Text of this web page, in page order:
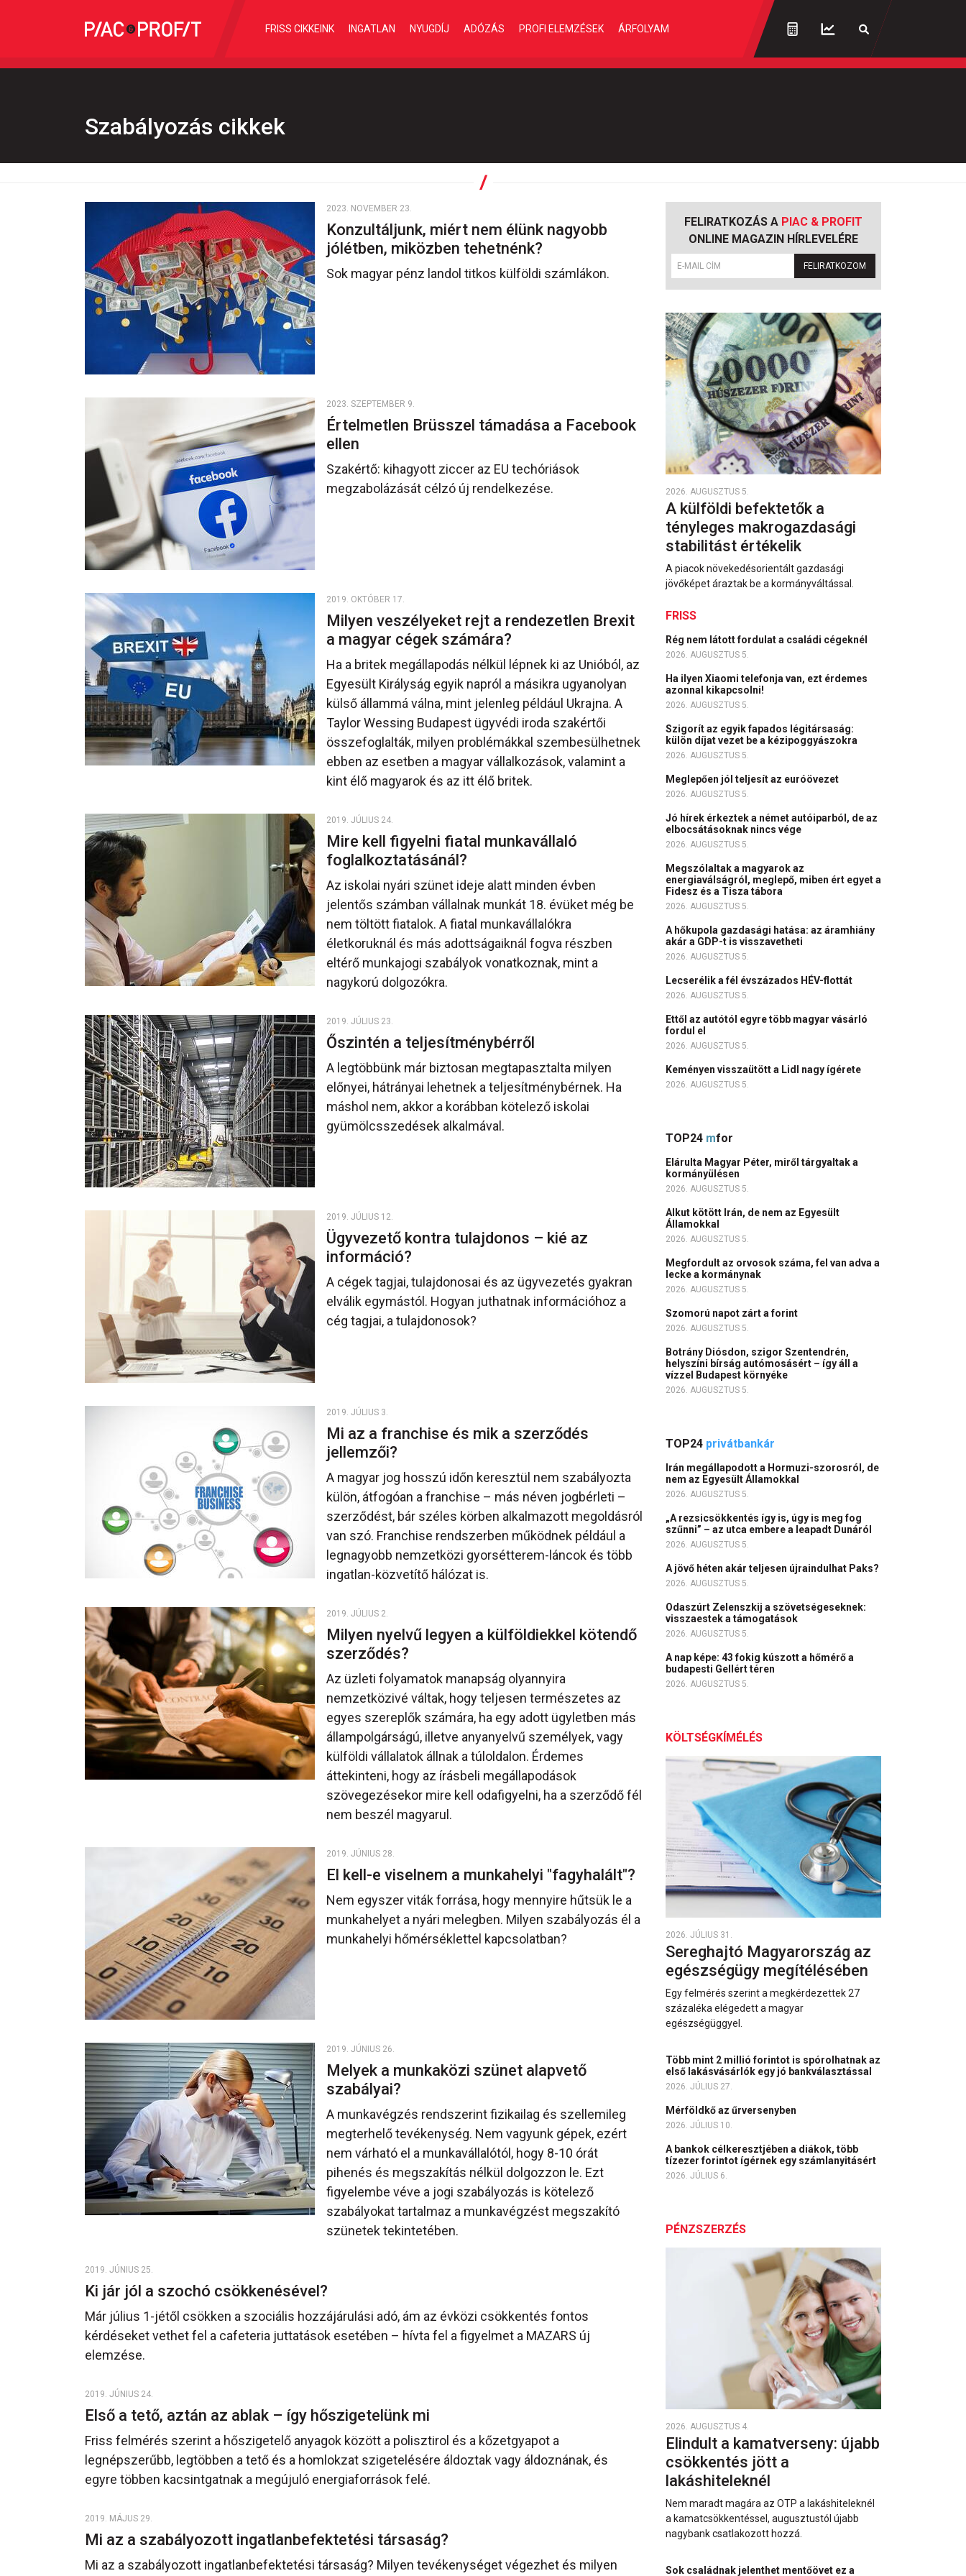
FRISS CIKKEINK INGATLAN NYUGDÍJ ADÓZÁS PROFI ELEMZÉSEK ÁRFOLYAM
Szabályozás cikkek
2023. NOVEMBER 23.
Konzultáljunk, miért nem élünk nagyobb
jólétben, miközben tehetnénk?
Sok magyar pénz landol titkos külföldi számlákon.
2023. SZEPTEMBER 9.
Értelmetlen Brüsszel támadása a Facebook
ellen
Szakértő: kihagyott ziccer az EU techóriások
megzabolázását célzó új rendelkezése.
2019. OKTÓBER 17.
Milyen veszélyeket rejt a rendezetlen Brexit
a magyar cégek számára?
Ha a britek megállapodás nélkül lépnek ki az Unióból, az
Egyesült Királyság egyik napról a másikra ugyanolyan
külső állammá válna, mint jelenleg például Ukrajna. A
Taylor Wessing Budapest ügyvédi iroda szakértői
összefoglalták, milyen problémákkal szembesülhetnek
ebben az esetben a magyar vállalkozások, valamint a
kint élő magyarok és az itt élő britek.
2019. JÚLIUS 24.
Mire kell figyelni fiatal munkavállaló
foglalkoztatásánál?
Az iskolai nyári szünet ideje alatt minden évben
jelentős számban vállalnak munkát 18. évüket még be
nem töltött fiatalok. A fiatal munkavállalókra
életkoruknál és más adottságaiknál fogva részben
eltérő munkajogi szabályok vonatkoznak, mint a
nagykorú dolgozókra.
2019. JÚLIUS 23.
Őszintén a teljesítménybérről
A legtöbbünk már biztosan megtapasztalta milyen
előnyei, hátrányai lehetnek a teljesítménybérnek. Ha
máshol nem, akkor a korábban kötelező iskolai
gyümölcsszedések alkalmával.
2019. JÚLIUS 12.
Ügyvezető kontra tulajdonos – kié az
információ?
A cégek tagjai, tulajdonosai és az ügyvezetés gyakran
elválik egymástól. Hogyan juthatnak információhoz a
cég tagjai, a tulajdonosok?
2019. JÚLIUS 3.
Mi az a franchise és mik a szerződés
jellemzői?
A magyar jog hosszú időn keresztül nem szabályozta
külön, átfogóan a franchise – más néven jogbérleti –
szerződést, bár széles körben alkalmazott megoldásról
van szó. Franchise rendszerben működnek például a
legnagyobb nemzetközi gyorsétterem-láncok és több
ingatlan-közvetítő hálózat is.
2019. JÚLIUS 2.
Milyen nyelvű legyen a külföldiekkel kötendő
szerződés?
Az üzleti folyamatok manapság olyannyira
nemzetközivé váltak, hogy teljesen természetes az
egyes szereplők számára, ha egy adott ügyletben más
állampolgárságú, illetve anyanyelvű személyek, vagy
külföldi vállalatok állnak a túloldalon. Érdemes
áttekinteni, hogy az írásbeli megállapodások
szövegezésekor mire kell odafigyelni, ha a szerződő fél
nem beszél magyarul.
2019. JÚNIUS 28.
El kell-e viselnem a munkahelyi "fagyhalált"?
Nem egyszer viták forrása, hogy mennyire hűtsük le a
munkahelyet a nyári melegben. Milyen szabályozás él a
munkahelyi hőmérséklettel kapcsolatban?
2019. JÚNIUS 26.
Melyek a munkaközi szünet alapvető
szabályai?
A munkavégzés rendszerint fizikailag és szellemileg
megterhelő tevékenység. Nem vagyunk gépek, ezért
nem várható el a munkavállalótól, hogy 8-10 órát
pihenés és megszakítás nélkül dolgozzon le. Ezt
figyelembe véve a jogi szabályozás is kötelező
szabályokat tartalmaz a munkavégzést megszakító
szünetek tekintetében.
2019. JÚNIUS 25.
Ki jár jól a szochó csökkenésével?
Már július 1-jétől csökken a szociális hozzájárulási adó, ám az évközi csökkentés fontos
kérdéseket vethet fel a cafeteria juttatások esetében – hívta fel a figyelmet a MAZARS új
elemzése.
2019. JÚNIUS 24.
Első a tető, aztán az ablak – így hőszigetelünk mi
Friss felmérés szerint a hőszigetelő anyagok között a polisztirol és a kőzetgyapot a
legnépszerűbb, legtöbben a tető és a homlokzat szigetelésére áldoztak vagy áldoznának, és
egyre többen kacsintgatnak a megújuló energiaforrások felé.
2019. MÁJUS 29.
Mi az a szabályozott ingatlanbefektetési társaság?
Mi az a szabályozott ingatlanbefektetési társaság? Milyen tevékenységet végezhet és milyen
FELIRATKOZÁS A PIAC & PROFIT
ONLINE MAGAZIN HÍRLEVELÉRE
FELIRATKOZOM
2026. AUGUSZTUS 5.
A külföldi befektetők a
tényleges makrogazdasági
stabilitást értékelik
A piacok növekedésorientált gazdasági
jövőképet áraztak be a kormányváltással.
FRISS
Rég nem látott fordulat a családi cégeknél
2026. AUGUSZTUS 5.
Ha ilyen Xiaomi telefonja van, ezt érdemes
azonnal kikapcsolni!
2026. AUGUSZTUS 5.
Szigorít az egyik fapados légitársaság:
külön díjat vezet be a kézipoggyászokra
2026. AUGUSZTUS 5.
Meglepően jól teljesít az euróövezet
2026. AUGUSZTUS 5.
Jó hírek érkeztek a német autóiparból, de az
elbocsátásoknak nincs vége
2026. AUGUSZTUS 5.
Megszólaltak a magyarok az
energiaválságról, meglepő, miben ért egyet a
Fidesz és a Tisza tábora
2026. AUGUSZTUS 5.
A hőkupola gazdasági hatása: az áramhiány
akár a GDP-t is visszavetheti
2026. AUGUSZTUS 5.
Lecserélik a fél évszázados HÉV-flottát
2026. AUGUSZTUS 5.
Ettől az autótól egyre több magyar vásárló
fordul el
2026. AUGUSZTUS 5.
Keményen visszaütött a Lidl nagy ígérete
2026. AUGUSZTUS 5.
TOP24 mfor
Elárulta Magyar Péter, miről tárgyaltak a
kormányülésen
2026. AUGUSZTUS 5.
Alkut kötött Irán, de nem az Egyesült
Államokkal
2026. AUGUSZTUS 5.
Megfordult az orvosok száma, fel van adva a
lecke a kormánynak
2026. AUGUSZTUS 5.
Szomorú napot zárt a forint
2026. AUGUSZTUS 5.
Botrány Diósdon, szigor Szentendrén,
helyszíni bírság autómosásért – így áll a
vízzel Budapest környéke
2026. AUGUSZTUS 5.
TOP24 privátbankár
Irán megállapodott a Hormuzi-szorosról, de
nem az Egyesült Államokkal
2026. AUGUSZTUS 5.
„A rezsicsökkentés így is, úgy is meg fog
szűnni” – az utca embere a leapadt Dunáról
2026. AUGUSZTUS 5.
A jövő héten akár teljesen újraindulhat Paks?
2026. AUGUSZTUS 5.
Odaszúrt Zelenszkij a szövetségeseknek:
visszaestek a támogatások
2026. AUGUSZTUS 5.
A nap képe: 43 fokig kúszott a hőmérő a
budapesti Gellért téren
2026. AUGUSZTUS 5.
KÖLTSÉGKÍMÉLÉS
2026. JÚLIUS 31.
Sereghajtó Magyarország az
egészségügy megítélésében
Egy felmérés szerint a megkérdezettek 27
százaléka elégedett a magyar
egészségüggyel.
Több mint 2 millió forintot is spórolhatnak az
első lakásvásárlók egy jó bankválasztással
2026. JÚLIUS 27.
Mérföldkő az űrversenyben
2026. JÚLIUS 10.
A bankok célkeresztjében a diákok, több
tízezer forintot ígérnek egy számlanyitásért
2026. JÚLIUS 6.
PÉNZSZERZÉS
2026. AUGUSZTUS 4.
Elindult a kamatverseny: újabb
csökkentés jött a
lakáshiteleknél
Nem maradt magára az OTP a lakáshiteleknél
a kamatcsökkentéssel, augusztustól újabb
nagybank csatlakozott hozzá.
Sok családnak jelenthet mentőövet ez a